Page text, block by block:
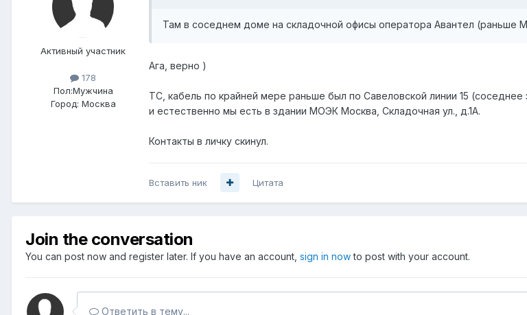
Активный участник
178
Пол:Мужчина
Город: Москва
Там в соседнем доме на складочной офисы оператора Авантел (раньше
Ага, верно )
ТС, кабель по крайней мере раньше был по Савеловской линии 15 (соседнее
и естественно мы есть в здании МОЭК Москва, Складочная ул., д.1А.
Контакты в личку скинул.
Вставить ник Цитата
Join the conversation
You can post now and register later. If you have an account, sign in nowto post with your account.
Ответить в тему...